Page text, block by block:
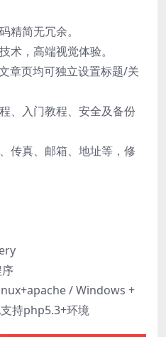
精简无冗余。
术，高端视觉体验。
章页均可独立设置标题/关
、入门教程、安全及备份
传真、邮箱、地址等，修
/ Windows +
持php5.3+环境